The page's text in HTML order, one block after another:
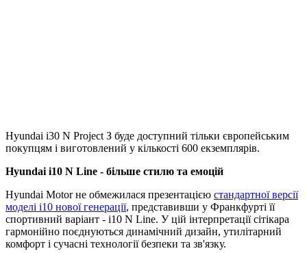
Hyundai i30 N Project З буде доступний тільки європейським
покупцям і виготовлений у кількості 600 екземплярів.
Hyundai i10 N Line - більше стилю та емоцій
Hyundai Motor не обмежилася презентацією стандартної версії
моделі i10 нової генерації, представивши у Франкфурті її
спортивний варіант - i10 N Line. У цій інтерпретації сітікара
гармонійно поєднуються динамічний дизайн, утилітарний
комфорт і сучасні технології безпеки та зв'язку.